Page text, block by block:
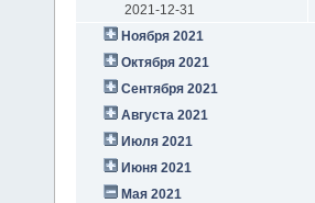
2021-12-31
Ноября 2021
Октября 2021
Сентября 2021
Августа 2021
Июля 2021
Июня 2021
Мая 2021